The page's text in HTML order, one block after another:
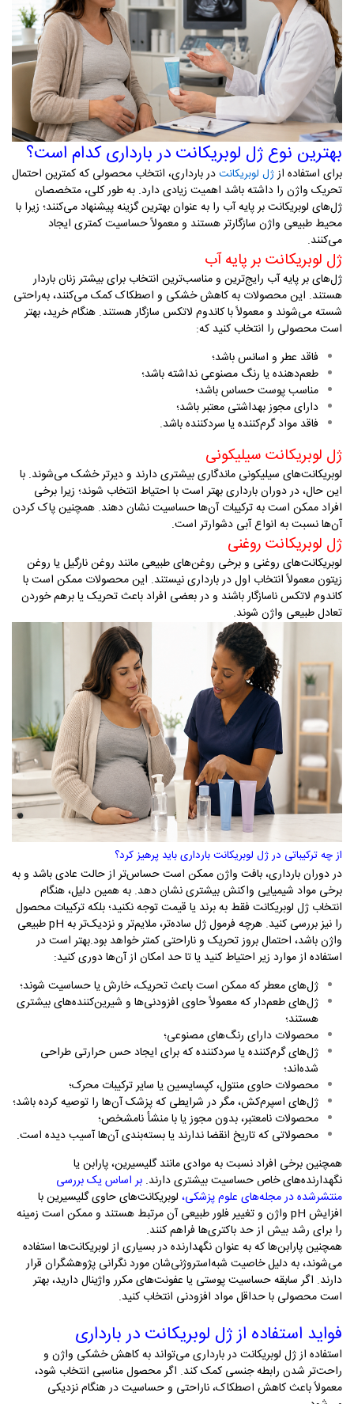
بهترین نوع ژل لوبریکانت در بارداری کدام است؟
برای استفاده ازژل لوبریکانتدر بارداری، انتخاب محصولی که کمترین احتمال
تحریک واژن را داشته باشد اهمیت زیادی دارد. به طور کلی، متخصصان
ژل‌های لوبریکانت بر پایه آب را به عنوان بهترین گزینه پیشنهاد می‌کنند؛ زیرا با
محیط طبیعی واژن سازگارتر هستند و معمولاً حساسیت کمتری ایجاد
می‌کنند.
ژل لوبریکانت بر پایه آب
ژل‌های بر پایه آب رایج‌ترین و مناسب‌ترین انتخاب برای بیشتر زنان باردار
هستند. این محصولات به کاهش خشکی و اصطکاک کمک می‌کنند، به‌راحتی
شسته می‌شوند و معمولاً با کاندوم لاتکس سازگار هستند. هنگام خرید، بهتر
است محصولی را انتخاب کنید که:
فاقد عطر و اسانس باشد؛
طعم‌دهنده یا رنگ مصنوعی نداشته باشد؛
مناسب پوست حساس باشد؛
دارای مجوز بهداشتی معتبر باشد؛
فاقد مواد گرم‌کننده یا سردکننده باشد.
ژل لوبریکانت سیلیکونی
لوبریکانت‌های سیلیکونی ماندگاری بیشتری دارند و دیرتر خشک می‌شوند. با
این حال، در دوران بارداری بهتر است با احتیاط انتخاب شوند؛ زیرا برخی
افراد ممکن است به ترکیبات آن‌ها حساسیت نشان دهند. همچنین پاک کردن
آن‌ها نسبت به انواع آبی دشوارتر است.
ژل لوبریکانت روغنی
لوبریکانت‌های روغنی و برخی روغن‌های طبیعی مانند روغن نارگیل یا روغن
زیتون معمولاً انتخاب اول در بارداری نیستند. این محصولات ممکن است با
کاندوم لاتکس ناسازگار باشند و در بعضی افراد باعث تحریک یا برهم خوردن
تعادل طبیعی واژن شوند.
از چه ترکیباتی در ژل لوبریکانت بارداری باید پرهیز کرد؟
در دوران بارداری، بافت واژن ممکن است حساس‌تر از حالت عادی باشد و به
برخی مواد شیمیایی واکنش بیشتری نشان دهد. به همین دلیل، هنگام
انتخاب ژل لوبریکانت فقط به برند یا قیمت توجه نکنید؛ بلکه ترکیبات محصول
را نیز بررسی کنید. هرچه فرمول ژل ساده‌تر، ملایم‌تر و نزدیک‌تر به pHطبیعی
واژن باشد، احتمال بروز تحریک و ناراحتی کمتر خواهد بود.بهتر است در
استفاده از موارد زیر احتیاط کنید یا تا حد امکان از آن‌ها دوری کنید:
ژل‌های معطر که ممکن است باعث تحریک، خارش یا حساسیت شوند؛
ژل‌های طعم‌دار که معمولاً حاوی افزودنی‌ها و شیرین‌کننده‌های بیشتری
هستند؛
محصولات دارای رنگ‌های مصنوعی؛
ژل‌های گرم‌کننده یا سردکننده که برای ایجاد حس حرارتی طراحی
شده‌اند؛
محصولات حاوی منتول، کپسایسین یا سایر ترکیبات محرک؛
ژل‌های اسپرم‌کش، مگر در شرایطی که پزشک آن‌ها را توصیه کرده باشد؛
محصولات نامعتبر، بدون مجوز یا با منشأ نامشخص؛
محصولاتی که تاریخ انقضا ندارند یا بسته‌بندی آن‌ها آسیب دیده است.
همچنین برخی افراد نسبت به موادی مانند گلیسیرین، پارابن یا
نگهدارنده‌های خاص حساسیت بیشتری دارند. بر اساس یک بررسی
منتشرشده در مجله‌های علوم پزشکی، لوبریکانت‌های حاوی گلیسیرین با
افزایش pH واژن و تغییر فلور طبیعی آن مرتبط هستند و ممکن است زمینه
را برای رشد بیش از حد باکتری‌ها فراهم کنند.
همچنین پارابن‌ها که به عنوان نگهدارنده در بسیاری از لوبریکانت‌ها استفاده
می‌شوند، به دلیل خاصیت شبه‌استروژنی‌شان مورد نگرانی پژوهشگران قرار
دارند. اگر سابقه حساسیت پوستی یا عفونت‌های مکرر واژینال دارید، بهتر
است محصولی با حداقل مواد افزودنی انتخاب کنید.
فواید استفاده از ژل لوبریکانت در بارداری
استفاده از ژل لوبریکانت در بارداری می‌تواند به کاهش خشکی واژن و
راحت‌تر شدن رابطه جنسی کمک کند. اگر محصول مناسبی انتخاب شود،
معمولاً باعث کاهش اصطکاک، ناراحتی و حساسیت در هنگام نزدیکی